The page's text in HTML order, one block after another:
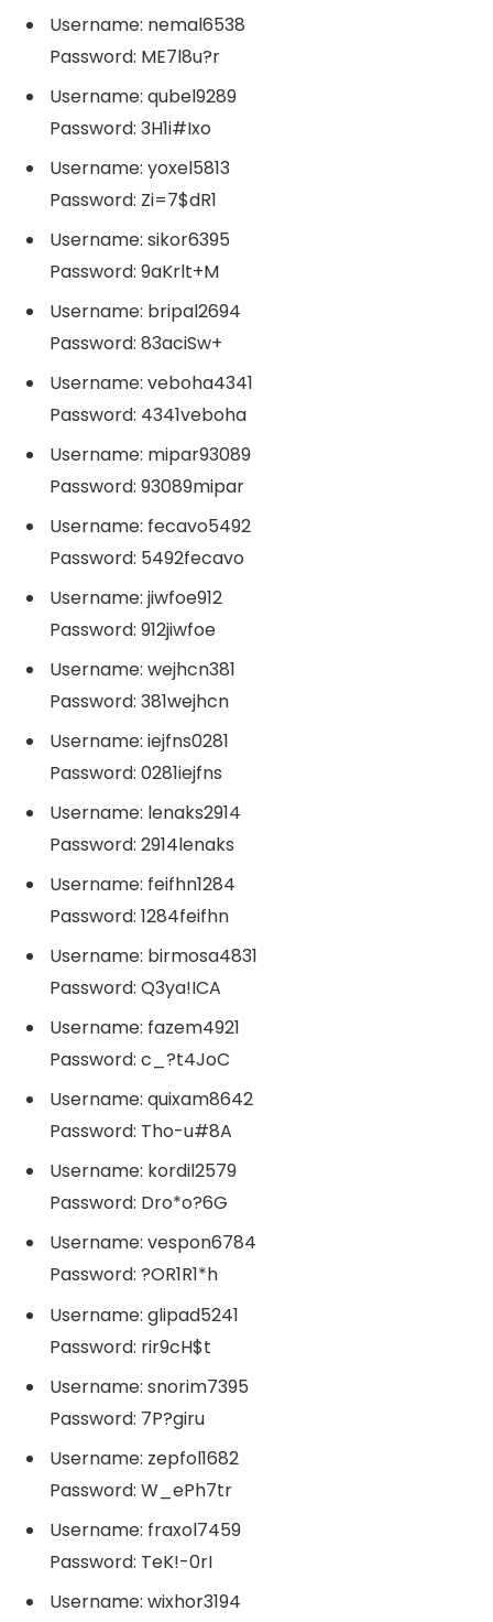
Username: nemal6538
Password: ME7l8u?r
Username: qubel9289
Password: 3H1i#Ixo
Username: yoxel5813
Password: Zi=7$dR1
Username: sikor6395
Password: 9aKrlt+M
Username: bripal2694
Password: 83aciSw+
Username: veboha4341
Password: 4341veboha
Username: mipar93089
Password: 93089mipar
Username: fecavo5492
Password: 5492fecavo
Username: jiwfoe912
Password: 912jiwfoe
Username: wejhcn381
Password: 381wejhcn
Username: iejfns0281
Password: 0281iejfns
Username: lenaks2914
Password: 2914lenaks
Username: feifhn1284
Password: 1284feifhn
Username: birmosa4831
Password: Q3ya!ICA
Username: fazem4921
Password: c_?t4JoC
Username: quixam8642
Password: Tho-u#8A
Username: kordil2579
Password: Dro*o?6G
Username: vespon6784
Password: ?OR1R1*h
Username: glipad5241
Password: rir9cH$t
Username: snorim7395
Password: 7P?giru
Username: zepfol1682
Password: W_ePh7tr
Username: fraxol7459
Password: TeK!-0rI
Username: wixhor3194